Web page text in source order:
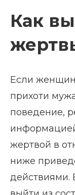
Как
Если
прихоти
поведение,
жертвой в
ниже
действиями.